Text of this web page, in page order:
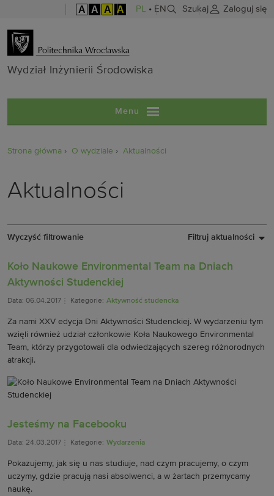
A A A A PL • EN Szukaj Zaloguj się
Wydział
Wydział Inżynierii Środowiska
Menu
Strona główna O wydziale Aktualności
Aktualności
Wyczyść filtrowanie Filtruj aktualności
Koło Naukowe Environmental Team na Dniach
Aktywności Studenckiej
Data: 06.04.2017 Kategorie: Aktywność studencka
Za nami XXV edycja Dni Aktywności Studenckiej. W wydarzeniu tym
wzięli również udział członkowie Koła Naukowego Environmental
Team, którzy przygotowali dla odwiedzających szereg różnorodnych
atrakcji.
Jesteśmy na Facebooku
Data: 24.03.2017 Kategorie: Wydarzenia
Pokazujemy, jak się u nas studiuje, nad czym pracujemy, o czym
uczymy, gdzie pracują nasi absolwenci, a w żartach przemycamy
naukę.